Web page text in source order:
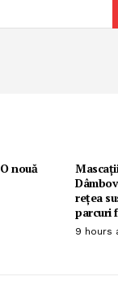
nouă
rețea
parcuri
9 hours